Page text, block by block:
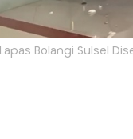
Lapas Bolangi Sulsel